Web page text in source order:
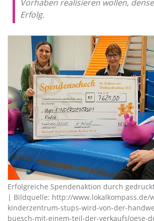
Vorhaben realisieren wollen,
Erfolg.
Erfolgreiche Spendenaktion durch
| Bildquelle: http://www.lokalkompass.de/
kinderzentrum-stups-wird-von-der-
buesch-mit-einem-teil-der-verkaufsloese-